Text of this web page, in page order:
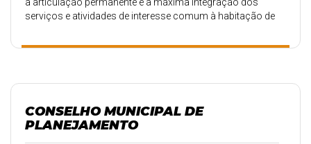
serviços e atividades de interesse comum à habitação de
CONSELHO MUNICIPAL DE
PLANEJAMENTO